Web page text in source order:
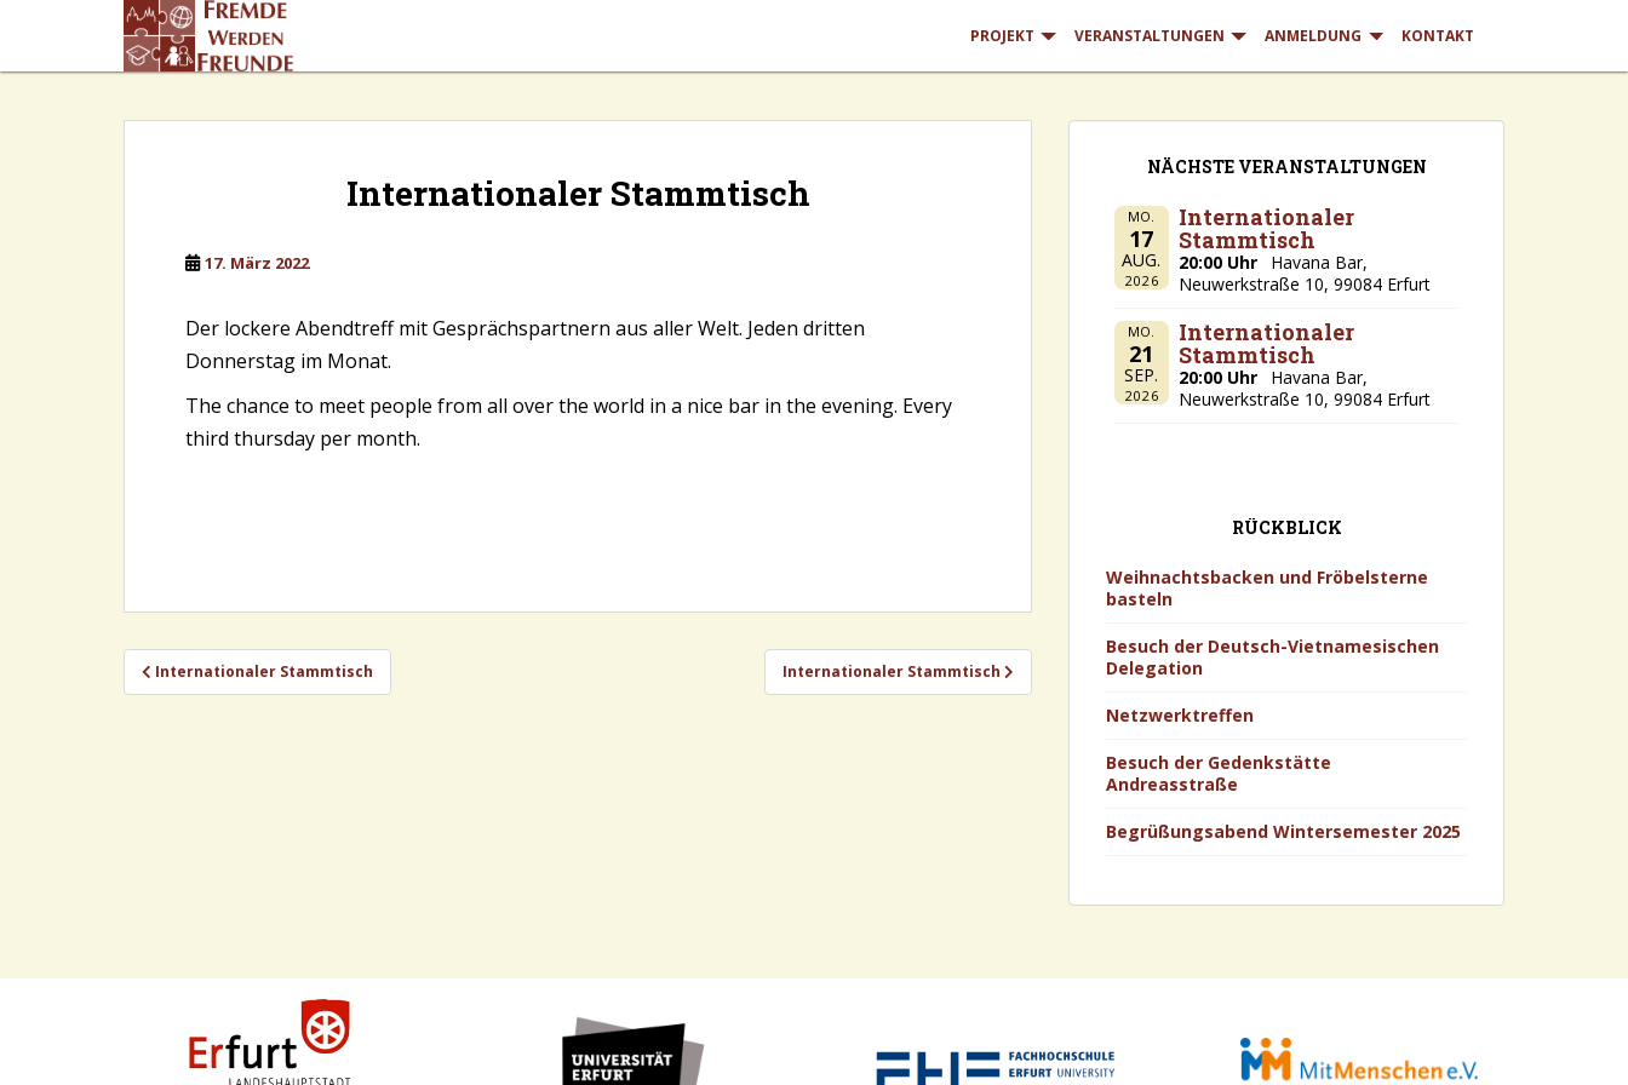
i
PROJEKT VERANSTALTUNGEN ANMELDUNG KONTAKT
Internationaler Stammtisch
17. März 2022
Der lockere Abendtreff mit Gesprächspartnern aus aller Welt. Jeden dritten
Donnerstag im Monat.
The chance to meet people from all over the world in a nice bar in the evening. Every
third thursday per month.
Beitragsnavigation
Internationaler Stammtisch Internationaler Stammtisch
NÄCHSTE VERANSTALTUNGEN
MO.
17
AUG.
2026
Internationaler
Stammtisch
20:00 Uhr
Havana Bar,
Neuwerkstraße 10, 99084 Erfurt
MO.
21
SEP.
2026
Internationaler
Stammtisch
20:00 Uhr
Havana Bar,
Neuwerkstraße 10, 99084 Erfurt
RÜCKBLICK
Weihnachtsbacken und Fröbelsterne
basteln
Besuch der Deutsch-Vietnamesischen
Delegation
Netzwerktreffen
Besuch der Gedenkstätte
Andreasstraße
Begrüßungsabend Wintersemester 2025